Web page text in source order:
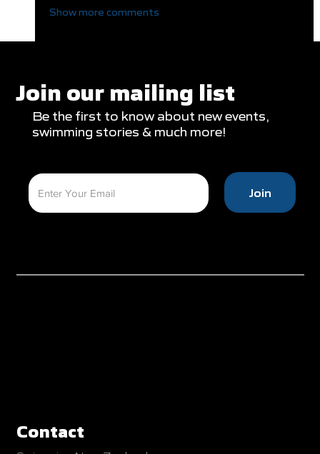
Show more comments
Join our mailing list
Be the first to know about new events,
swimming stories & much more!
Contact
Join